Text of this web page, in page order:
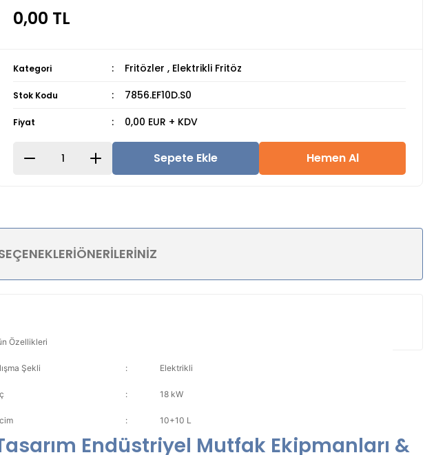
0,00 TL
Kategori Fritözler , Elektrikli Fritöz
Stok Kodu 7856.EF10D.S0
Fiyat 0,00 EUR + KDV
Sepete Ekle Hemen Al
ÖNERILERINIZ
Özellikleri
Şekli : Elektrikli
: 18 kW
: 10+10 L
Endüstriyel Mutfak Ekipmanları &